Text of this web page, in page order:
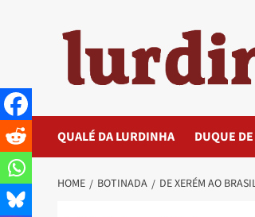
QUALÉ DA LURDINHA DUQUE
HOME BOTINADA DE XERÉM AO